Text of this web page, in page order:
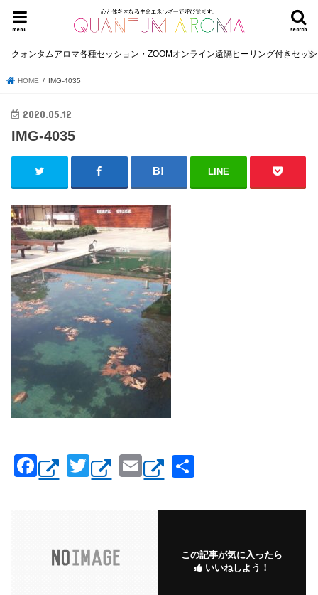
search
menu
クォンタムアロマ各種セッション・ZOOMオンライン遠隔ヒーリング付きセッ
HOME IMG-4035
2020.05.12
IMG-4035
LINE
F
a
T
wi
E
m
ail
この記事が気に入ったら
いいねしよう！